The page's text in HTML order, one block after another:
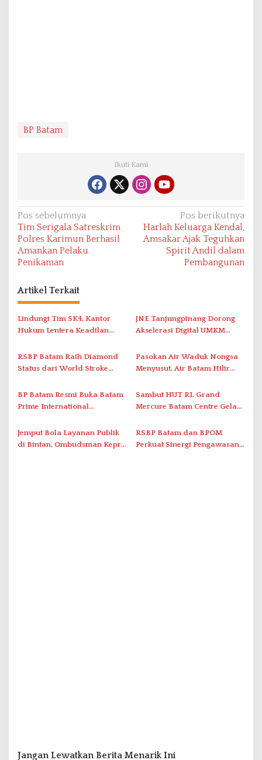
BP Batam
Ikuti Kami
N
a
v
i
g
a
s
i
o
Pos sebelumnya
Tim Serigala Satreskrim
Polres Karimun Berhasil
Amankan Pelaku
Penikaman
Pos berikutnya
Harlah Keluarga Kendal,
Amsakar Ajak Teguhkan
Spirit Andil dalam
Pembangunan
Artikel Terkait
Lindungi Tim SK4, Kantor
Hukum Lentera Keadilan
Perlawanan ke Petugas di
Bukik Batarah
JNE Tanjungpinang Dorong
Akselerasi Digital UMKM
2026
RSBP Batam Raih Diamond
Status dari World Stroke
Penanganan Stroke
Berstandar Internasional
Pasokan Air Waduk Nongsa
Menyusut, Air Batam Hilir
Antar-IPAM
BP Batam Resmi Buka Batam
Prime International
2026 di Stadion Temenggung
Abdul Jamal
Sambut HUT RI, Grand
Mercure Batam Centre Gelar
Nusantara’
Jemput Bola Layanan Publik
di Bintan, Ombudsman Kepri
RSBP Batam dan BPOM
Perkuat Sinergi Pengawasan
Jangan Lewatkan Berita Menarik Ini